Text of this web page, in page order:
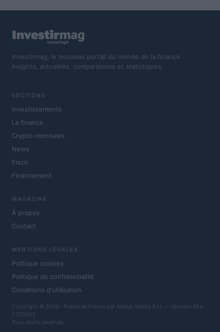
Investirmag, le nouveau portail du monde de la finance.
Insights, actualités, comparaisons et statistiques.
SECTIONS
Investissements
La finance
Crypto-monnaies
News
Fisco
Financement
MAGAZINE
À propos
Contact
MENTIONS LÉGALES
Politique cookies
Politique de confidentialité
Conditions d'utilisation
Copyright © 2026 · Publié en France par AdHub Media S.r.l. — Numero REA
2729933
Tous droits réservés